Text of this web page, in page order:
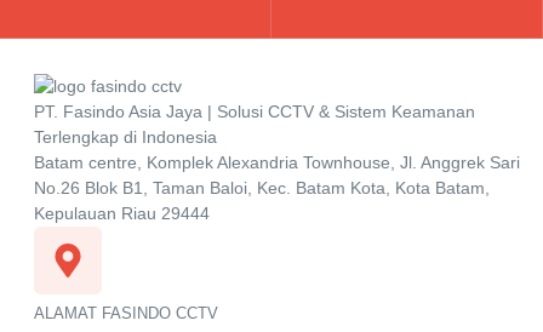
PT. Fasindo Asia Jaya | Solusi CCTV & Sistem Keamanan
Terlengkap di Indonesia
Batam centre, Komplek Alexandria Townhouse, Jl. Anggrek Sari
No.26 Blok B1, Taman Baloi, Kec. Batam Kota, Kota Batam,
Kepulauan Riau 29444
ALAMAT FASINDO CCTV